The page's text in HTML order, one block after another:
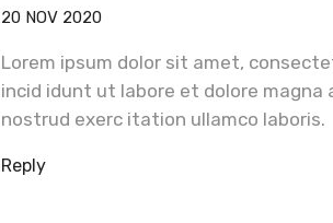
20 NOV 2020
Lorem ipsum dolor sit amet,
incid idunt ut labore et dolore magna
nostrud exerc itation ullamco laboris.
Reply